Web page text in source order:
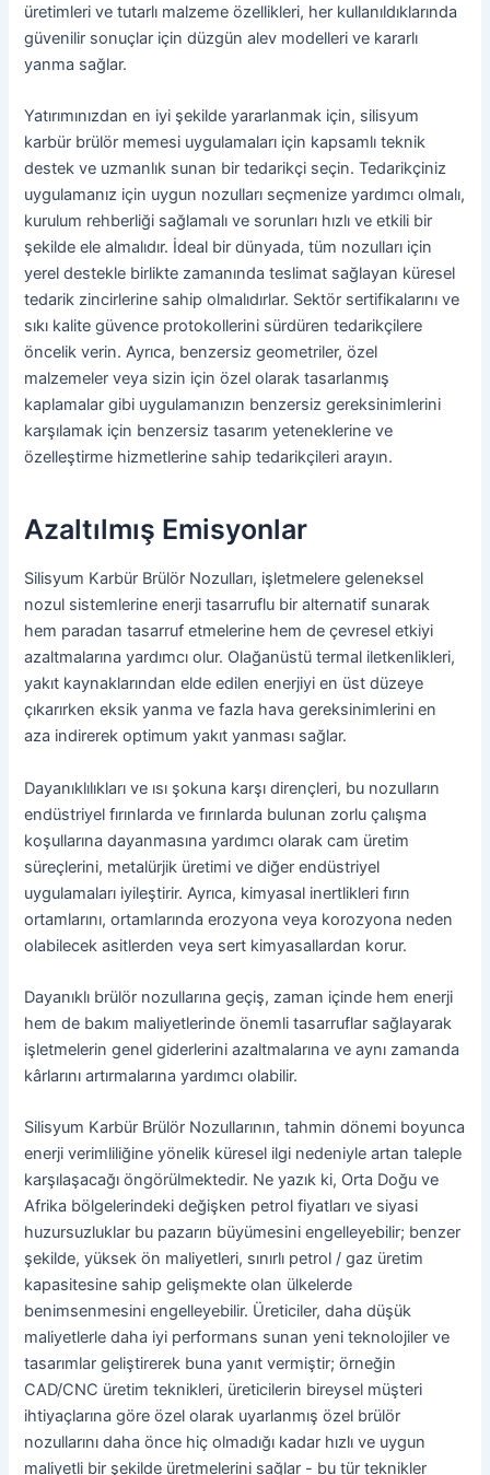
üretimleri ve tutarlı malzeme özellikleri, her kullanıldıklarında
güvenilir sonuçlar için düzgün alev modelleri ve kararlı
yanma sağlar.
Yatırımınızdan en iyi şekilde yararlanmak için, silisyum
karbür brülör memesi uygulamaları için kapsamlı teknik
destek ve uzmanlık sunan bir tedarikçi seçin. Tedarikçiniz
uygulamanız için uygun nozulları seçmenize yardımcı olmalı,
kurulum rehberliği sağlamalı ve sorunları hızlı ve etkili bir
şekilde ele almalıdır. İdeal bir dünyada, tüm nozulları için
yerel destekle birlikte zamanında teslimat sağlayan küresel
tedarik zincirlerine sahip olmalıdırlar. Sektör sertifikalarını ve
sıkı kalite güvence protokollerini sürdüren tedarikçilere
öncelik verin. Ayrıca, benzersiz geometriler, özel
malzemeler veya sizin için özel olarak tasarlanmış
kaplamalar gibi uygulamanızın benzersiz gereksinimlerini
karşılamak için benzersiz tasarım yeteneklerine ve
özelleştirme hizmetlerine sahip tedarikçileri arayın.
Azaltılmış Emisyonlar
Silisyum Karbür Brülör Nozulları, işletmelere geleneksel
nozul sistemlerine enerji tasarruflu bir alternatif sunarak
hem paradan tasarruf etmelerine hem de çevresel etkiyi
azaltmalarına yardımcı olur. Olağanüstü termal iletkenlikleri,
yakıt kaynaklarından elde edilen enerjiyi en üst düzeye
çıkarırken eksik yanma ve fazla hava gereksinimlerini en
aza indirerek optimum yakıt yanması sağlar.
Dayanıklılıkları ve ısı şokuna karşı dirençleri, bu nozulların
endüstriyel fırınlarda ve fırınlarda bulunan zorlu çalışma
koşullarına dayanmasına yardımcı olarak cam üretim
süreçlerini, metalürjik üretimi ve diğer endüstriyel
uygulamaları iyileştirir. Ayrıca, kimyasal inertlikleri fırın
ortamlarını, ortamlarında erozyona veya korozyona neden
olabilecek asitlerden veya sert kimyasallardan korur.
Dayanıklı brülör nozullarına geçiş, zaman içinde hem enerji
hem de bakım maliyetlerinde önemli tasarruflar sağlayarak
işletmelerin genel giderlerini azaltmalarına ve aynı zamanda
kârlarını artırmalarına yardımcı olabilir.
Silisyum Karbür Brülör Nozullarının, tahmin dönemi boyunca
enerji verimliliğine yönelik küresel ilgi nedeniyle artan taleple
karşılaşacağı öngörülmektedir. Ne yazık ki, Orta Doğu ve
Afrika bölgelerindeki değişken petrol fiyatları ve siyasi
huzursuzluklar bu pazarın büyümesini engelleyebilir; benzer
şekilde, yüksek ön maliyetleri, sınırlı petrol / gaz üretim
kapasitesine sahip gelişmekte olan ülkelerde
benimsenmesini engelleyebilir. Üreticiler, daha düşük
maliyetlerle daha iyi performans sunan yeni teknolojiler ve
tasarımlar geliştirerek buna yanıt vermiştir; örneğin
CAD/CNC üretim teknikleri, üreticilerin bireysel müşteri
ihtiyaçlarına göre özel olarak uyarlanmış özel brülör
nozullarını daha önce hiç olmadığı kadar hızlı ve uygun
maliyetli bir şekilde üretmelerini sağlar - bu tür teknikler